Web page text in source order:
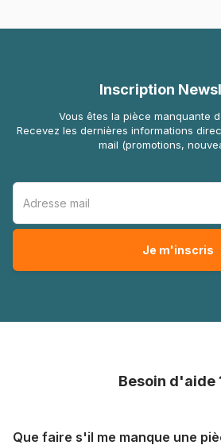
Inscription
Vous êtes la pièce manquante
Recevez les dernières informations
mail (promotions,
Besoin d'aide
Que faire s'il me manque une